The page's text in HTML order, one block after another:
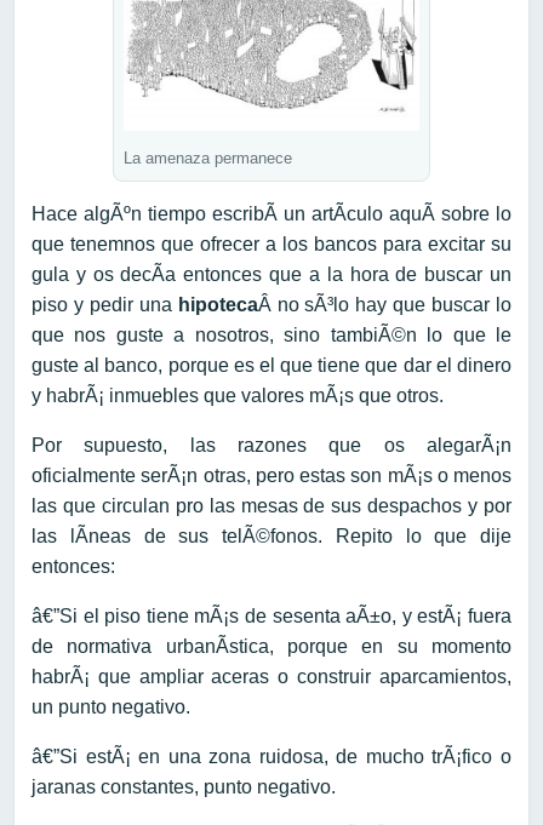
La amenaza permanece
Hace algÃºn tiempo escribÃ­ un artÃ­culo aquÃ­ sobre lo
que tenemnos que ofrecer a los bancos para excitar su
gula y os decÃ­a entonces que a la hora de buscar un
piso y pedir una hipotecaÂ no sÃ³lo hay que buscar lo
que nos guste a nosotros, sino tambiÃ©n lo que le
guste al banco, porque es el que tiene que dar el dinero
y habrÃ¡ inmuebles que valores mÃ¡s que otros.
Por supuesto, las razones que os alegarÃ¡n
oficialmente serÃ¡n otras, pero estas son mÃ¡s o menos
las que circulan pro las mesas de sus despachos y por
las lÃ­neas de sus telÃ©fonos. Repito lo que dije
entonces:
â€”Si el piso tiene mÃ¡s de sesenta aÃ±o, y estÃ¡ fuera
de normativa urbanÃ­stica, porque en su momento
habrÃ¡ que ampliar aceras o construir aparcamientos,
un punto negativo.
â€”Si estÃ¡ en una zona ruidosa, de mucho trÃ¡fico o
jaranas constantes, punto negativo.